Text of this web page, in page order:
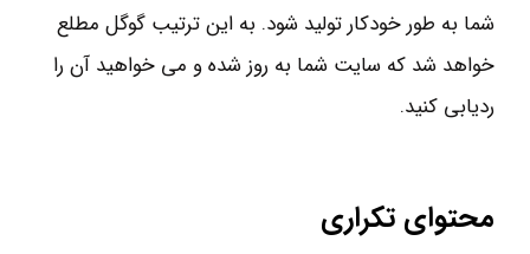
شما به طور خودکار تولید شود. به این ترتیب گوگل مطلع
خواهد شد که سایت شما به روز شده و می خواهید آن را
ردیابی کنید.
محتوای تکراری